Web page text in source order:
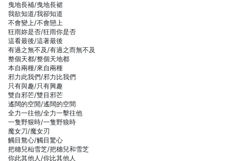
曳地長補/曳地長裙
我欲知道/我卻知道
不會變上/不會戀上
狂雨妳是否/狂雨你是否
這看最後/這著最後
有過之無不及/有過之而無不及
整個天都/整個天地都
本自兩種/來自兩種
邪力此我們/邪力比我們
只有與趣/只有興趣
雙自邪芒/雙目邪芒
遙闊的空閒/遙闊的空間
全力一往他/全力一擊往他
一隻野狠時/一隻野狼時
魔女刀/魔女刃
觸目鶩心/觸目驚心
把穗兒秈雪芝/把穗兒和雪芝
你此其他人/你比其他人